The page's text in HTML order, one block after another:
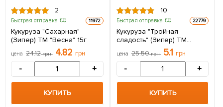
2
Быстрая отправка 11972
Кукуруза "Сахарная"
(Зипер) ТМ "Весна" 15г
цена 24.12грн 4.82 грн
- +
КУПИТЬ
10
Быстрая отправка 22779
Кукуруза "Тройная
сладость" (Зипер) ТМ
цена 25.50грн 5.1 грн
- +
КУПИТЬ